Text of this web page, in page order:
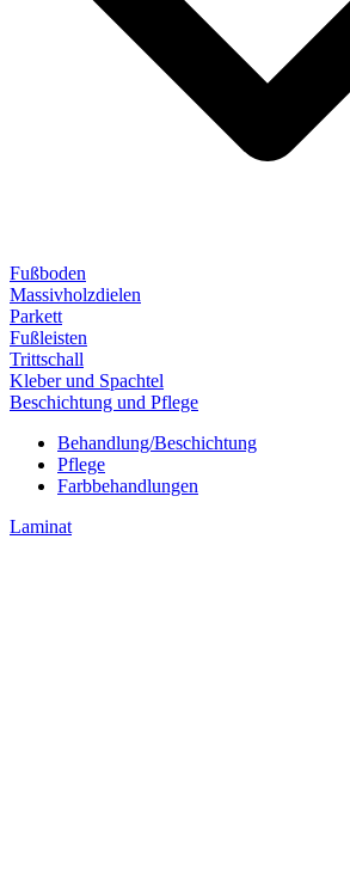
Fußboden
Massivholzdielen
Parkett
Fußleisten
Trittschall
Kleber und Spachtel
Beschichtung und Pflege
Behandlung/Beschichtung
Pflege
Farbbehandlungen
Laminat